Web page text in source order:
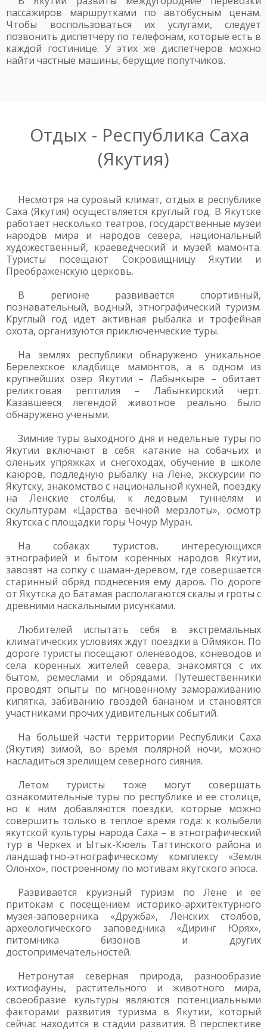
пассажиров маршрутками по автобусным ценам.
Чтобы воспользоваться их услугами, следует
позвонить диспетчеру по телефонам, которые есть в
каждой гостинице. У этих же диспетчеров можно
найти частные машины, берущие попутчиков.
Отдых - Республика Саха
(Якутия)
Несмотря на суровый климат, отдых в республике
Саха (Якутия) осуществляется круглый год. В Якутске
работает несколько театров, государственные музеи
народов мира и народов севера, национальный
художественный, краеведческий и музей мамонта.
Туристы посещают Сокровищницу Якутии и
Преображенскую церковь.
В регионе развивается спортивный,
познавательный, водный, этнографический туризм.
Круглый год идет активная рыбалка и трофейная
охота, организуются приключенческие туры.
На землях республики обнаружено уникальное
Берелехское кладбище мамонтов, а в одном из
крупнейших озер Якутии – Лабынкыре – обитает
реликтовая рептилия – Лабынкирский черт.
Казавшееся легендой животное реально было
обнаружено учеными.
Зимние туры выходного дня и недельные туры по
Якутии включают в себя: катание на собачьих и
оленьих упряжках и снегоходах, обучение в школе
каюров, подледную рыбалку на Лене, экскурсии по
Якутску, знакомство с национальной кухней, поездку
на Ленские столбы, к ледовым туннелям и
скульптурам «Царства вечной мерзлоты», осмотр
Якутска с площадки горы Чочур Муран.
На собаках туристов, интересующихся
этнографией и бытом коренных народов Якутии,
завозят на сопку с шаман-деревом, где совершается
старинный обряд поднесения ему даров. По дороге
от Якутска до Батамая располагаются скалы и гроты с
древними наскальными рисунками.
Любителей испытать себя в экстремальных
климатических условиях ждут поездки в Оймякон. По
дороге туристы посещают оленеводов, коневодов и
села коренных жителей севера, знакомятся с их
бытом, ремеслами и обрядами. Путешественники
проводят опыты по мгновенному замораживанию
кипятка, забиванию гвоздей бананом и становятся
участниками прочих удивительных событий.
На большей части территории Республики Саха
(Якутия) зимой, во время полярной ночи, можно
насладиться зрелищем северного сияния.
Летом туристы тоже могут совершать
ознакомительные туры по республике и ее столице,
но к ним добавляются поездки, которые можно
совершить только в теплое время года: к колыбели
якутской культуры народа Саха – в этнографический
тур в Черкех и Ытык-Кюель Таттинского района и
ландшафтно-этнографическому комплексу «Земля
Олонхо», построенному по мотивам якутского эпоса.
Развивается круизный туризм по Лене и ее
притокам с посещением историко-архитектурного
музея-заповерника «Дружба», Ленских столбов,
археологического заповедника «Диринг Юрях»,
питомника бизонов и других
достопримечательностей.
Нетронутая северная природа, разнообразие
ихтиофауны, растительного и животного мира,
своеобразие культуры являются потенциальными
факторами развития туризма в Якутии, который
сейчас находится в стадии развития. В перспективе